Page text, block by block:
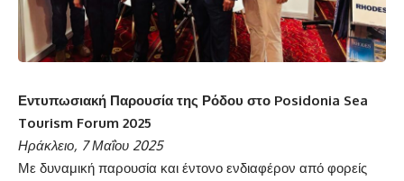
Εντυπωσιακή Παρουσία της Ρόδου στο Posidonia Sea
Tourism Forum 2025
Ηράκλειο, 7 Μαΐου 2025
Με δυναμική παρουσία και έντονο ενδιαφέρον από φορείς